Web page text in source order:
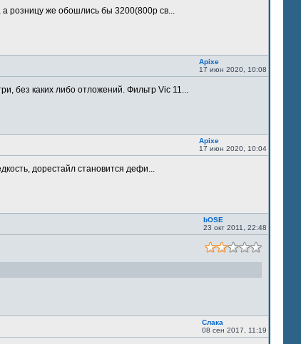
а розницу же обошлись бы 3200(800р св...
Apixe
17 июн 2020, 10:08
без каких либо отложений. Фильтр Vic 11...
Apixe
17 июн 2020, 10:04
дорестайл становится дефи...
bOSE
23 окт 2011, 22:48
Слака
08 сен 2017, 11:19